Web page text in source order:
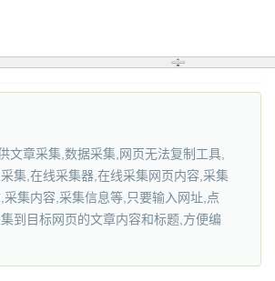
文章采集,数据采集,网页无法复制工具,
集,在线采集器,在线采集网页内容,采集
集内容,采集信息等,只要输入网址,点
到目标网页的文章内容和标题,方便编